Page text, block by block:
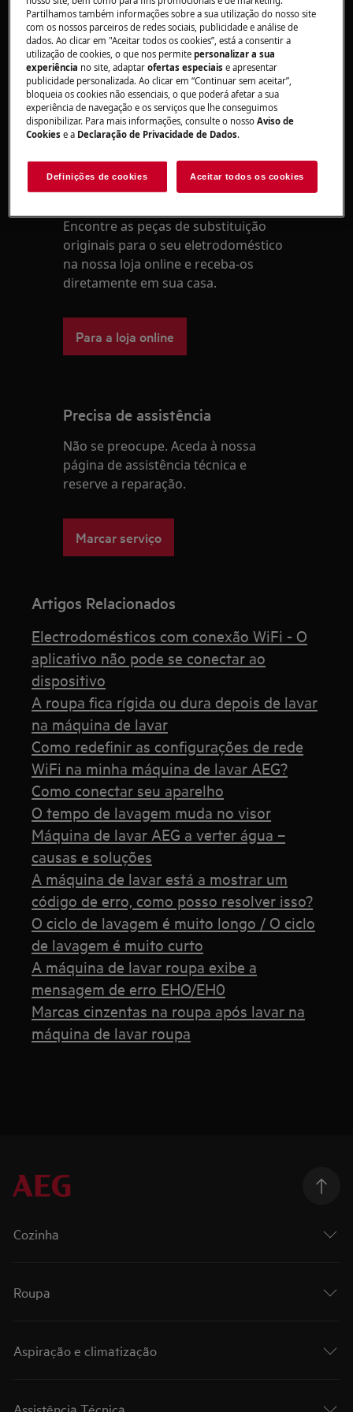
exemplo, um alicate) para soltar e remover o
filtro. Se o filtro partir, pode solicitar um filtro
novo durante o período da garantia.
Pode encomendar filtros novos na Webshop.
Este artigo foi útil?
Peças e acessórios
Encontre as peças de substituição
originais para o seu eletrodoméstico
na nossa loja online e receba-os
diretamente em sua casa.
Para a loja online
Precisa de assistência
Não se preocupe. Aceda à nossa
página de assistência técnica e
reserve a reparação.
Marcar serviço
Artigos Relacionados
Electrodomésticos com conexão WiFi - O
aplicativo não pode se conectar ao
dispositivo
A roupa fica rígida ou dura depois de lavar
na máquina de lavar
Como redefinir as configurações de rede
WiFi na minha máquina de lavar AEG?
Como conectar seu aparelho
O tempo de lavagem muda no visor
Máquina de lavar AEG a verter água –
causas e soluções
A máquina de lavar está a mostrar um
código de erro, como posso resolver isso?
O ciclo de lavagem é muito longo / O ciclo
de lavagem é muito curto
A máquina de lavar roupa exibe a
mensagem de erro EHO/EH0
Marcas cinzentas na roupa após lavar na
máquina de lavar roupa
Cozinha
Roupa
Aspiração e climatização
Partilhamos também informações sobre a sua utilização do nosso site
com os nossos parceiros de redes sociais, publicidade e análise de
dados. Ao clicar em "Aceitar todos os cookies”, está a consentir a
utilização de cookies, o que nos permitepersonalizar a sua
experiência no site, adaptarofertas especiaise apresentar
publicidade personalizada. Ao clicar em “Continuar sem aceitar”,
bloqueia os cookies não essenciais, o que poderá afetar a sua
experiência de navegação e os serviços que lhe conseguimos
disponibilizar. Para mais informações, consulte o nossoAviso de
Cookies e a Declaração de Privacidade de Dados.
Definições de cookies Aceitar todos os cookies